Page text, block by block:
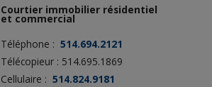
Courtier immobilier résidentiel
et commercial
Téléphone :514.694.2121
Télécopieur : 514.695.1869
Cellulaire :514.824.9181